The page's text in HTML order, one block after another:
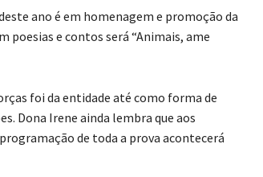
ano é em homenagem e promoção da
poesias e contos será “Animais, ame
foi da entidade até como forma de
Dona Irene ainda lembra que aos
de toda a prova acontecerá